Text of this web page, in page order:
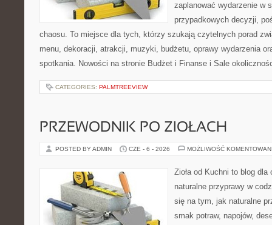
zaplanować wydarzenie w
przypadkowych decyzji,
chaosu. To miejsce dla tych, którzy szukają czytelnych porad
menu, dekoracji, atrakcji, muzyki, budżetu, oprawy wydarzenia
spotkania. Nowości na stronie Budżet i Finanse i Sale
CATEGORIES: PALMTREEVIEW
PRZEWODNIK PO ZIOŁACH
POSTED BY ADMIN CZE - 6 - 2026 MOŻLIWOŚĆ
Zioła od Kuchni to blog
naturalne przyprawy w
się na tym, jak naturalne
smak potraw, napojów,